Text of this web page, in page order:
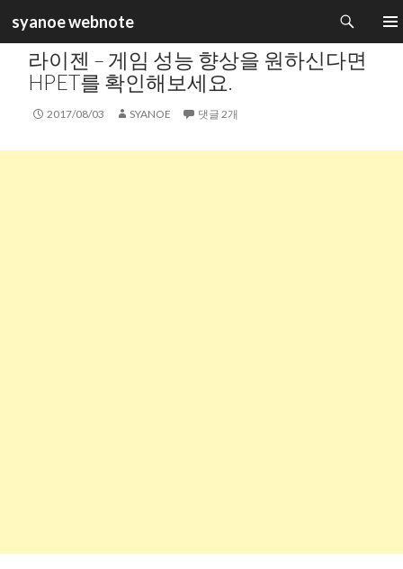
syanoe webnote
색
뛰
카테고리 :
라이젠 – 게임 성능 향상을 원하신다면
HPET를 확인해보세요.
2017/08/03 SYANOE 댓글 2개